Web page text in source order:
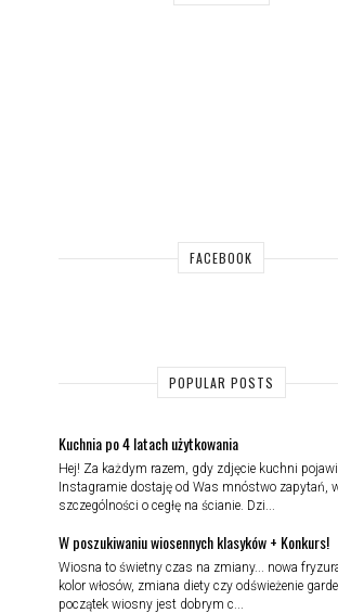
FACEBOOK
POPULAR POSTS
Kuchnia po 4 latach użytkowania
Hej! Za każdym razem, gdy zdjęcie kuchni
Instagramie dostaję od Was mnóstwo zapytań,
szczególności o cegłę na ścianie. Dzi...
W poszukiwaniu wiosennych klasyków + Konkurs!
Wiosna to świetny czas na zmiany... nowa
kolor włosów, zmiana diety czy odświeżenie
początek wiosny jest dobrym c...